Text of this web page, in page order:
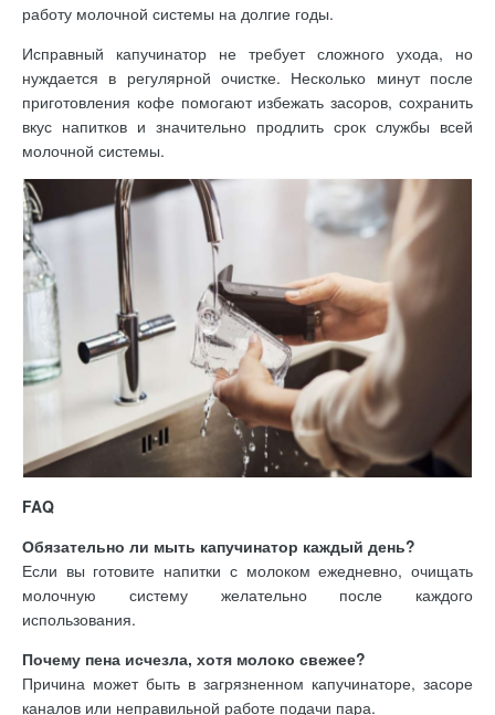
работу молочной системы на долгие годы.
Исправный капучинатор не требует сложного ухода, но
нуждается в регулярной очистке. Несколько минут после
приготовления кофе помогают избежать засоров, сохранить
вкус напитков и значительно продлить срок службы всей
молочной системы.
FAQ
Обязательно ли мыть капучинатор каждый день?
Если вы готовите напитки с молоком ежедневно, очищать
молочную систему желательно после каждого
использования.
Почему пена исчезла, хотя молоко свежее?
Причина может быть в загрязненном капучинаторе, засоре
каналов или неправильной работе подачи пара.